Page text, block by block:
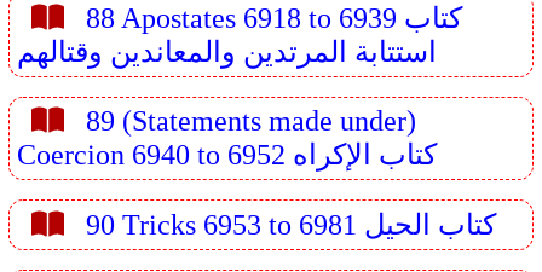
88 Apostates 6918 to 6939 كتاب
استتابة المرتدين والمعاندين وقتالهم
89 (Statements made under)
Coercion 6940 to 6952 كتاب الإكراه
90 Tricks 6953 to 6981 كتاب الحيل